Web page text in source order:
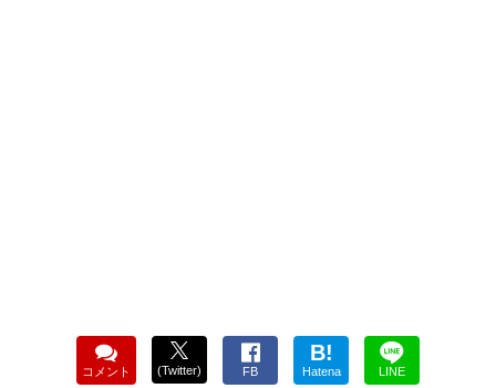
コメント (Twitter) FB
B!
Hatena LINE